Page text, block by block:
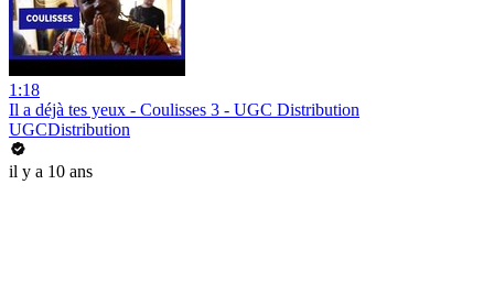
1:18
Il a déjà tes yeux - Coulisses 3 - UGC Distribution
UGCDistribution
il y a 10 ans